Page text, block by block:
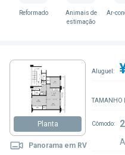
Reformado
Animais de
estimação
Ar-
Planta
Panorama em RV
Aluguel:
TAMANHO
Cômodo: